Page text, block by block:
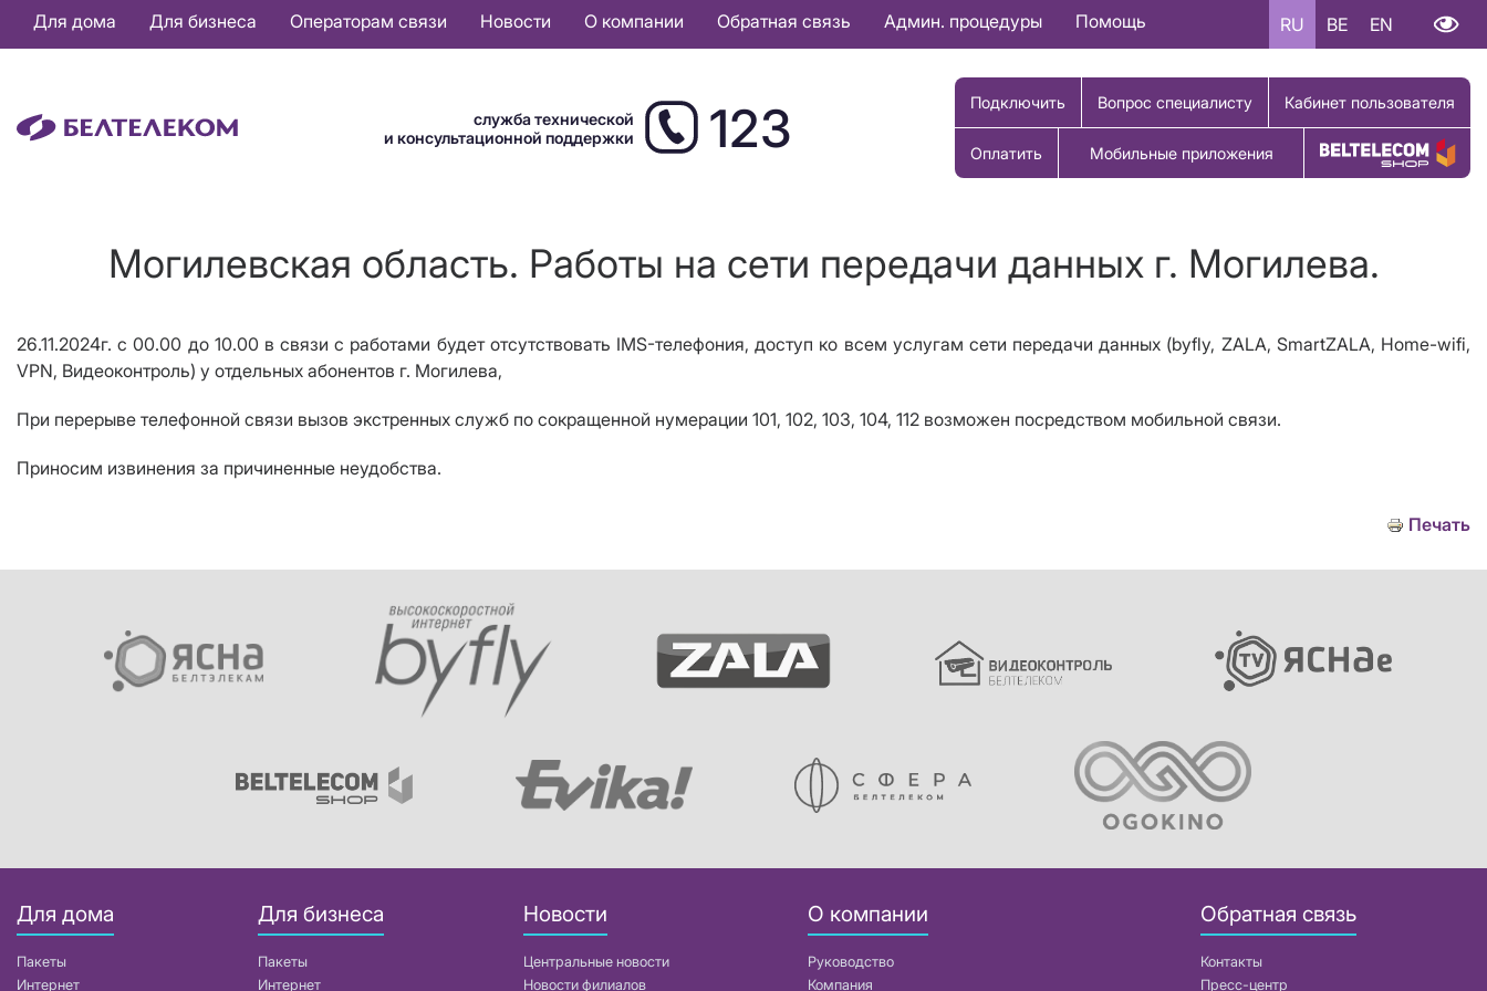
Основная
навигация
Для дома Для бизнеса Операторам связи Новости О компании Обратная связь Админ. процедуры Помощь RU BE EN
служба технической
и консультационной поддержки
123 Подключить Вопрос специалисту Кабинет пользователя
Оплатить Мобильные приложения Купить товар
Могилевская область. Работы на сети передачи данных г. Могилева.
26.11.2024г. с 00.00 до 10.00 в связи с работами будет отсутствовать IMS-телефония, доступ ко всем услугам сети передачи данных (byfly, ZALA, SmartZALA, Home-wifi,
VPN, Видеоконтроль) у отдельных абонентов г. Могилева,
При перерыве телефонной связи вызов экстренных служб по сокращенной нумерации 101, 102, 103, 104, 112 возможен посредством мобильной связи.
Приносим извинения за причиненные неудобства.
Печать
Для дома
Пакеты
Интернет
Для бизнеса
Пакеты
Интернет
Новости
Центральные новости
Новости филиалов
О компании
Руководство
Компания
Обратная связь
Контакты
Пресс-центр